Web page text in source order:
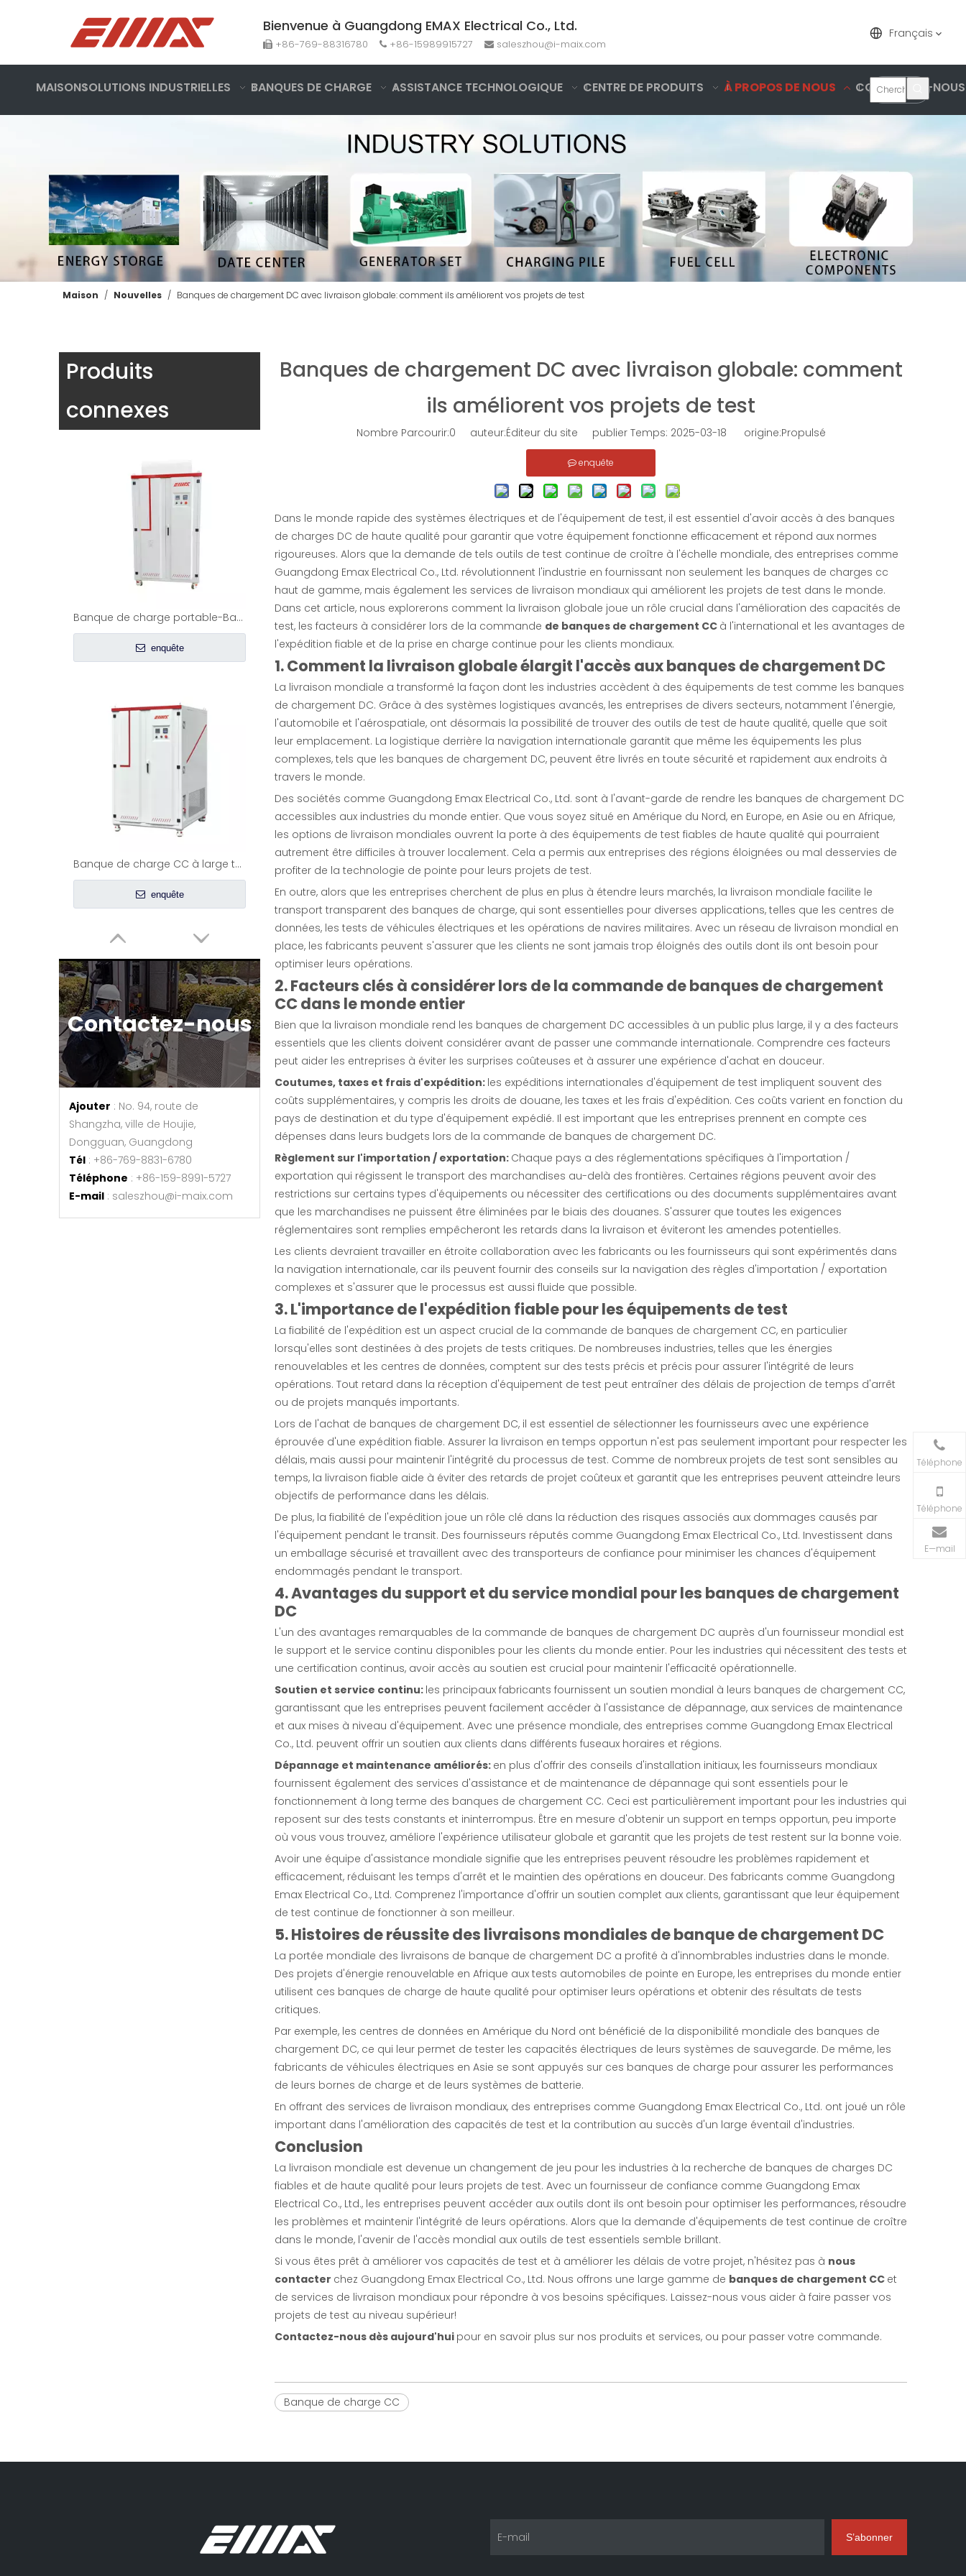
Bienvenue à Guangdong EMAX Electrical Co., Ltd.
 +86-769-88316780  +86-15989915727  saleszhou@i-maix.com
Français
MAISONSOLUTIONS INDUSTRIELLES BANQUES DE CHARGE ASSISTANCE TECHNOLOGIQUE CENTRE DE PRODUITS À PROPOS DE NOUS CONTACTEZ-NOUS
Maison / Nouvelles / Banques de chargement DC avec livraison globale: comment ils améliorent vos projets de test
Produits
connexes
Banque de charge portable-Banc de charge DC
enquête
Banque de charge CC à large tension
enquête
enquête
Contactez-nous
Ajouter : No. 94, route de
Shangzha, ville de Houjie,
Dongguan, Guangdong
Tél : +86-769-8831-6780
Téléphone : +86-159-8991-5727
E-mail : saleszhou@i-maix.com
Banques de chargement DC avec livraison globale: comment
ils améliorent vos projets de test
Nombre Parcourir:0 auteur:Éditeur du site publier Temps: 2025-03-18 origine:Propulsé
enquête
Dans le monde rapide des systèmes électriques et de l'équipement de test, il est essentiel d'avoir accès à des banques
de charges DC de haute qualité pour garantir que votre équipement fonctionne efficacement et répond aux normes
rigoureuses. Alors que la demande de tels outils de test continue de croître à l'échelle mondiale, des entreprises comme
Guangdong Emax Electrical Co., Ltd. révolutionnent l'industrie en fournissant non seulement les banques de charges cc
haut de gamme, mais également les services de livraison mondiaux qui améliorent les projets de test dans le monde.
Dans cet article, nous explorerons comment la livraison globale joue un rôle crucial dans l'amélioration des capacités de
test, les facteurs à considérer lors de la commande de banques de chargement CC à l'international et les avantages de
l'expédition fiable et de la prise en charge continue pour les clients mondiaux.
1. Comment la livraison globale élargit l'accès aux banques de chargement DC
La livraison mondiale a transformé la façon dont les industries accèdent à des équipements de test comme les banques
de chargement DC. Grâce à des systèmes logistiques avancés, les entreprises de divers secteurs, notamment l'énergie,
l'automobile et l'aérospatiale, ont désormais la possibilité de trouver des outils de test de haute qualité, quelle que soit
leur emplacement. La logistique derrière la navigation internationale garantit que même les équipements les plus
complexes, tels que les banques de chargement DC, peuvent être livrés en toute sécurité et rapidement aux endroits à
travers le monde.
Des sociétés comme Guangdong Emax Electrical Co., Ltd. sont à l'avant-garde de rendre les banques de chargement DC
accessibles aux industries du monde entier. Que vous soyez situé en Amérique du Nord, en Europe, en Asie ou en Afrique,
les options de livraison mondiales ouvrent la porte à des équipements de test fiables de haute qualité qui pourraient
autrement être difficiles à trouver localement. Cela a permis aux entreprises des régions éloignées ou mal desservies de
profiter de la technologie de pointe pour leurs projets de test.
En outre, alors que les entreprises cherchent de plus en plus à étendre leurs marchés, la livraison mondiale facilite le
transport transparent des banques de charge, qui sont essentielles pour diverses applications, telles que les centres de
données, les tests de véhicules électriques et les opérations de navires militaires. Avec un réseau de livraison mondial en
place, les fabricants peuvent s'assurer que les clients ne sont jamais trop éloignés des outils dont ils ont besoin pour
optimiser leurs opérations.
2. Facteurs clés à considérer lors de la commande de banques de chargement
CC dans le monde entier
Bien que la livraison mondiale rend les banques de chargement DC accessibles à un public plus large, il y a des facteurs
essentiels que les clients doivent considérer avant de passer une commande internationale. Comprendre ces facteurs
peut aider les entreprises à éviter les surprises coûteuses et à assurer une expérience d'achat en douceur.
Coutumes, taxes et frais d'expédition: les expéditions internationales d'équipement de test impliquent souvent des
coûts supplémentaires, y compris les droits de douane, les taxes et les frais d'expédition. Ces coûts varient en fonction du
pays de destination et du type d'équipement expédié. Il est important que les entreprises prennent en compte ces
dépenses dans leurs budgets lors de la commande de banques de chargement DC.
Règlement sur l'importation / exportation: Chaque pays a des réglementations spécifiques à l'importation /
exportation qui régissent le transport des marchandises au-delà des frontières. Certaines régions peuvent avoir des
restrictions sur certains types d'équipements ou nécessiter des certifications ou des documents supplémentaires avant
que les marchandises ne puissent être éliminées par le biais des douanes. S'assurer que toutes les exigences
réglementaires sont remplies empêcheront les retards dans la livraison et éviteront les amendes potentielles.
Les clients devraient travailler en étroite collaboration avec les fabricants ou les fournisseurs qui sont expérimentés dans
la navigation internationale, car ils peuvent fournir des conseils sur la navigation des règles d'importation / exportation
complexes et s'assurer que le processus est aussi fluide que possible.
3. L'importance de l'expédition fiable pour les équipements de test
La fiabilité de l'expédition est un aspect crucial de la commande de banques de chargement CC, en particulier
lorsqu'elles sont destinées à des projets de tests critiques. De nombreuses industries, telles que les énergies
renouvelables et les centres de données, comptent sur des tests précis et précis pour assurer l'intégrité de leurs
opérations. Tout retard dans la réception d'équipement de test peut entraîner des délais de projection de temps d'arrêt
ou de projets manqués importants.
Lors de l'achat de banques de chargement DC, il est essentiel de sélectionner les fournisseurs avec une expérience
éprouvée d'une expédition fiable. Assurer la livraison en temps opportun n'est pas seulement important pour respecter les
délais, mais aussi pour maintenir l'intégrité du processus de test. Comme de nombreux projets de test sont sensibles au
temps, la livraison fiable aide à éviter des retards de projet coûteux et garantit que les entreprises peuvent atteindre leurs
objectifs de performance dans les délais.
De plus, la fiabilité de l'expédition joue un rôle clé dans la réduction des risques associés aux dommages causés par
l'équipement pendant le transit. Des fournisseurs réputés comme Guangdong Emax Electrical Co., Ltd. Investissent dans
un emballage sécurisé et travaillent avec des transporteurs de confiance pour minimiser les chances d'équipement
endommagés pendant le transport.
4. Avantages du support et du service mondial pour les banques de chargement
DC
L'un des avantages remarquables de la commande de banques de chargement DC auprès d'un fournisseur mondial est
le support et le service continu disponibles pour les clients du monde entier. Pour les industries qui nécessitent des tests et
une certification continus, avoir accès au soutien est crucial pour maintenir l'efficacité opérationnelle.
Soutien et service continu: les principaux fabricants fournissent un soutien mondial à leurs banques de chargement CC,
garantissant que les entreprises peuvent facilement accéder à l'assistance de dépannage, aux services de maintenance
et aux mises à niveau d'équipement. Avec une présence mondiale, des entreprises comme Guangdong Emax Electrical
Co., Ltd. peuvent offrir un soutien aux clients dans différents fuseaux horaires et régions.
Dépannage et maintenance améliorés: en plus d'offrir des conseils d'installation initiaux, les fournisseurs mondiaux
fournissent également des services d'assistance et de maintenance de dépannage qui sont essentiels pour le
fonctionnement à long terme des banques de chargement CC. Ceci est particulièrement important pour les industries qui
reposent sur des tests constants et ininterrompus. Être en mesure d'obtenir un support en temps opportun, peu importe
où vous vous trouvez, améliore l'expérience utilisateur globale et garantit que les projets de test restent sur la bonne voie.
Avoir une équipe d'assistance mondiale signifie que les entreprises peuvent résoudre les problèmes rapidement et
efficacement, réduisant les temps d'arrêt et le maintien des opérations en douceur. Des fabricants comme Guangdong
Emax Electrical Co., Ltd. Comprenez l'importance d'offrir un soutien complet aux clients, garantissant que leur équipement
de test continue de fonctionner à son meilleur.
5. Histoires de réussite des livraisons mondiales de banque de chargement DC
La portée mondiale des livraisons de banque de chargement DC a profité à d'innombrables industries dans le monde.
Des projets d'énergie renouvelable en Afrique aux tests automobiles de pointe en Europe, les entreprises du monde entier
utilisent ces banques de charge de haute qualité pour optimiser leurs opérations et obtenir des résultats de tests
critiques.
Par exemple, les centres de données en Amérique du Nord ont bénéficié de la disponibilité mondiale des banques de
chargement DC, ce qui leur permet de tester les capacités électriques de leurs systèmes de sauvegarde. De même, les
fabricants de véhicules électriques en Asie se sont appuyés sur ces banques de charge pour assurer les performances
de leurs bornes de charge et de leurs systèmes de batterie.
En offrant des services de livraison mondiaux, des entreprises comme Guangdong Emax Electrical Co., Ltd. ont joué un rôle
important dans l'amélioration des capacités de test et la contribution au succès d'un large éventail d'industries.
Conclusion
La livraison mondiale est devenue un changement de jeu pour les industries à la recherche de banques de charges DC
fiables et de haute qualité pour leurs projets de test. Avec un fournisseur de confiance comme Guangdong Emax
Electrical Co., Ltd., les entreprises peuvent accéder aux outils dont ils ont besoin pour optimiser les performances, résoudre
les problèmes et maintenir l'intégrité de leurs opérations. Alors que la demande d'équipements de test continue de croître
dans le monde, l'avenir de l'accès mondial aux outils de test essentiels semble brillant.
Si vous êtes prêt à améliorer vos capacités de test et à améliorer les délais de votre projet, n'hésitez pas à nous
contacter chez Guangdong Emax Electrical Co., Ltd. Nous offrons une large gamme de banques de chargement CC et
de services de livraison mondiaux pour répondre à vos besoins spécifiques. Laissez-nous vous aider à faire passer vos
projets de test au niveau supérieur!
Contactez-nous dès aujourd'hui pour en savoir plus sur nos produits et services, ou pour passer votre commande.
Banque de charge CC
S’abonner
Téléphone
Téléphone
E—mail